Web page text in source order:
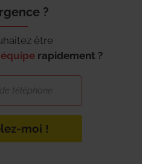
?
être
rapidement ?
moi !